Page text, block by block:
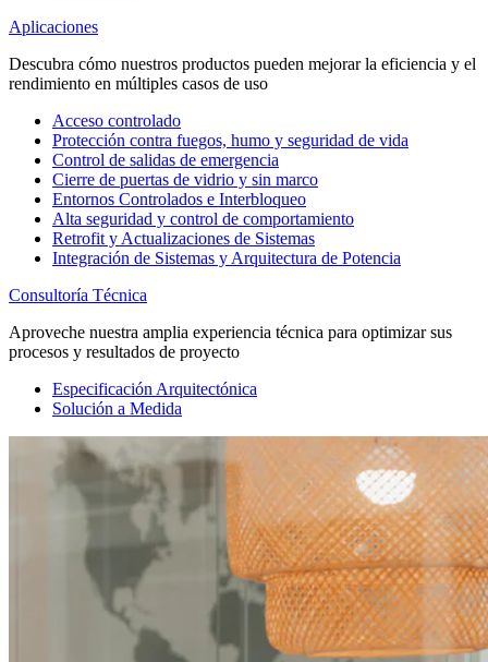
Aplicaciones
Descubra cómo nuestros productos pueden mejorar la eficiencia y el
rendimiento en múltiples casos de uso
Acceso controlado
Protección contra fuegos, humo y seguridad de vida
Control de salidas de emergencia
Cierre de puertas de vidrio y sin marco
Entornos Controlados e Interbloqueo
Alta seguridad y control de comportamiento
Retrofit y Actualizaciones de Sistemas
Integración de Sistemas y Arquitectura de Potencia
Consultoría Técnica
Aproveche nuestra amplia experiencia técnica para optimizar sus
procesos y resultados de proyecto
Especificación Arquitectónica
Solución a Medida